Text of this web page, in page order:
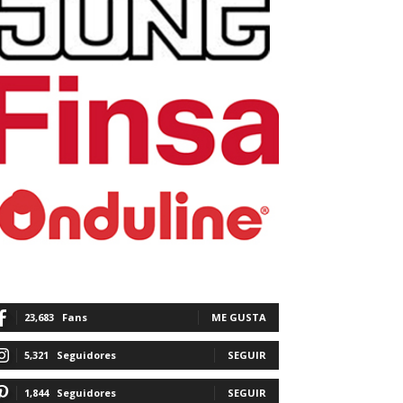
23,683 Fans ME GUSTA
5,321 Seguidores SEGUIR
1,844 Seguidores SEGUIR